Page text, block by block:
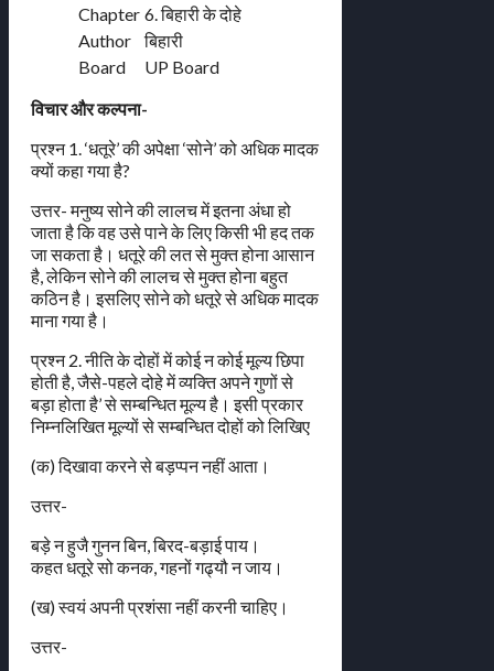
Chapter 6. बिहारी के दोहे
Author
बिहारी
Board
UP Board
विचार और कल्पना-
प्रश्न 1. ‘धतूरे’ की अपेक्षा ‘सोने’ को अधिक मादक
क्यों कहा गया है?
उत्तर- मनुष्य सोने की लालच में इतना अंधा हो
जाता है कि वह उसे पाने के लिए किसी भी हद तक
जा सकता है। धतूरे की लत से मुक्त होना आसान
है, लेकिन सोने की लालच से मुक्त होना बहुत
कठिन है। इसलिए सोने को धतूरे से अधिक मादक
माना गया है।
प्रश्न 2. नीति के दोहों में कोई न कोई मूल्य छिपा
होती है, जैसे-पहले दोहे में व्यक्ति अपने गुणों से
बड़ा होता है’ से सम्बन्धित मूल्य है। इसी प्रकार
निम्नलिखित मूल्यों से सम्बन्धित दोहों को लिखिए
(क) दिखावा करने से बड़प्पन नहीं आता।
उत्तर-
बड़े न हुजै गुनन बिन, बिरद-बड़ाई पाय।
कहत धतूरे सो कनक, गहनों गढ्यौ न जाय।
(ख) स्वयं अपनी प्रशंसा नहीं करनी चाहिए।
उत्तर-